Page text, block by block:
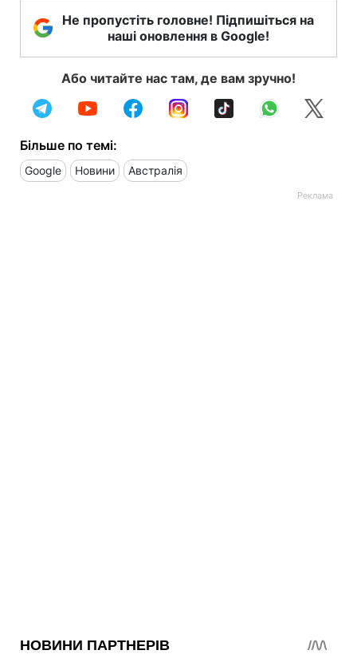
Не пропустіть головне! Підпишіться на
наші оновлення в Google!
Або читайте нас там, де вам зручно!
Більше по темі:
Google Новини Австралія